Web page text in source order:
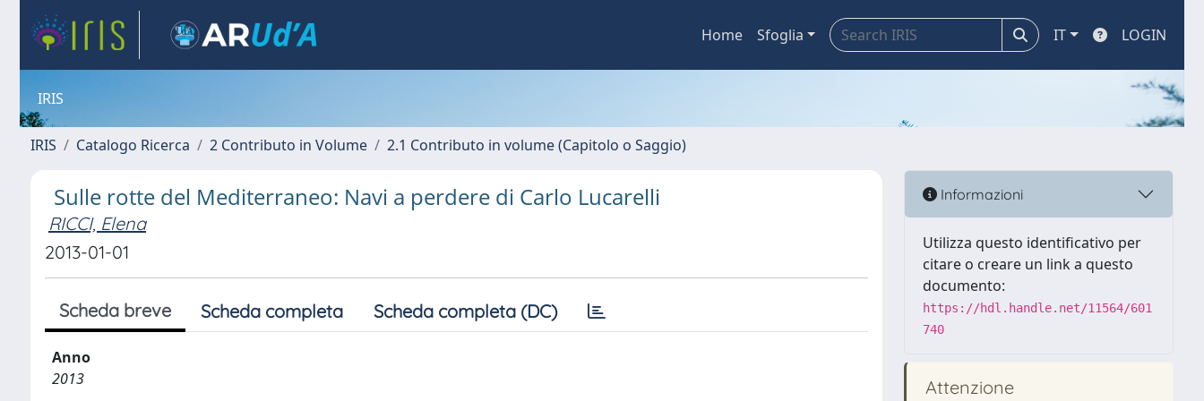
Home Sfoglia IT LOGIN
IRIS
IRIS Catalogo Ricerca 2 Contributo in Volume 2.1 Contributo in volume (Capitolo o Saggio)
Sulle rotte del Mediterraneo: Navi a perdere di Carlo Lucarelli
RICCI, Elena
2013-01-01
Scheda breve Scheda completa Scheda completa (DC)
Anno
2013
Informazioni
Utilizza questo identificativo per
citare o creare un link a questo
documento:
https://hdl.handle.net/11564/601
740
Attenzione